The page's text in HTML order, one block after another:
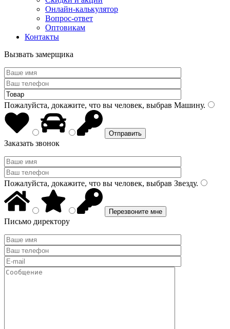
Онлайн-калькулятор
Вопрос-ответ
Оптовикам
Контакты
Вызвать замерщика
Пожалуйста, докажите, что вы человек, выбрав Машину.
Заказать звонок
Пожалуйста, докажите, что вы человек, выбрав Звезду.
Письмо директору